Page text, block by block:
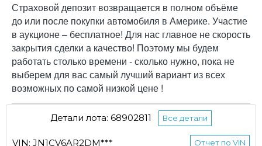
Страховой депозит возвращается в полном объёме
до или после покупки автомобиля в Америке. Участие
в аукционе – бесплатное! Для нас главное не скорость
закрытия сделки а качество! Поэтому мы будем
работать столько времени - сколько нужно, пока не
выберем для вас самый лучший вариант из всех
возможных по самой низкой цене !
Детали лота: 68902811 Все детали
VIN: JN1CV6AR2DM*** Отчет по VIN